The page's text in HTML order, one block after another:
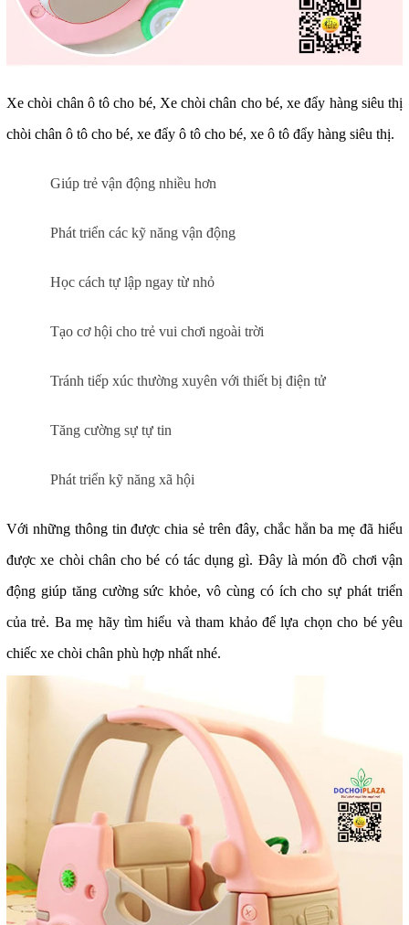
Xe chòi chân ô tô cho bé, Xe chòi chân cho bé, xe đẩy hàng siêu thị
chòi chân ô tô cho bé, xe đẩy ô tô cho bé, xe ô tô đẩy hàng siêu thị.
Giúp trẻ vận động nhiều hơn
Phát triển các kỹ năng vận động
Học cách tự lập ngay từ nhỏ
Tạo cơ hội cho trẻ vui chơi ngoài trời
Tránh tiếp xúc thường xuyên với thiết bị điện tử
Tăng cường sự tự tin
Phát triển kỹ năng xã hội
Với những thông tin được chia sẻ trên đây, chắc hẳn ba mẹ đã hiểu
đượcxe chòi chân cho bé có tác dụng gì. Đây là món đồ chơi vận
động giúp tăng cường sức khỏe, vô cùng có ích cho sự phát triển
của trẻ. Ba mẹ hãy tìm hiểu và tham khảo để lựa chọn cho bé yêu
chiếc xe chòi chân phù hợp nhất nhé.